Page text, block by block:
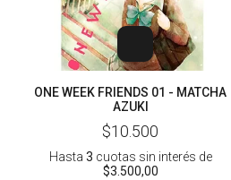
ONE WEEK FRIENDS 01 - MATCHA
AZUKI
$10.500
Hasta 3 cuotas sin interés de
$3.500,00